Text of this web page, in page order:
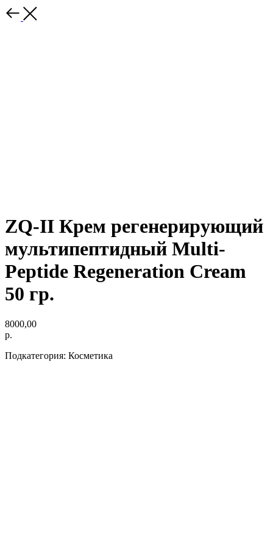
ZQ-II Крем регенерирующий
мультипептидный Multi-
Peptide Regeneration Cream
50 гр.
8000,00
р.
Подкатегория: Косметика